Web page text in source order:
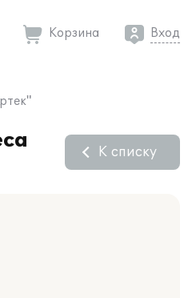
Корзина Вход
К списку